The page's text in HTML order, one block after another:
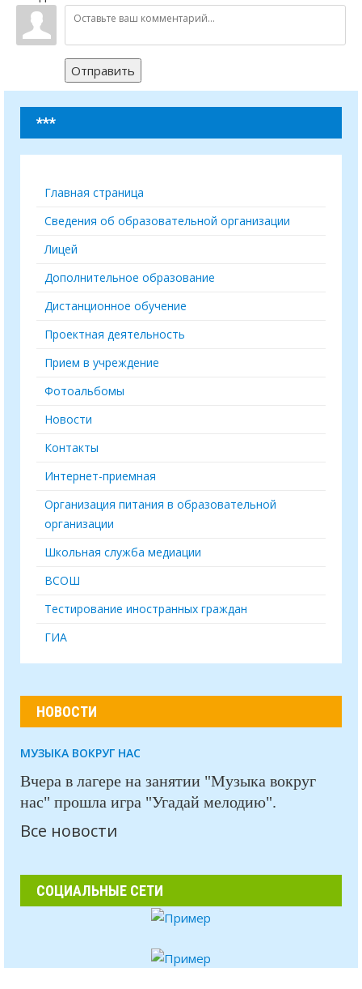
Отправить
***
Главная страница
Сведения об образовательной организации
Лицей
Дополнительное образование
Дистанционное обучение
Проектная деятельность
Прием в учреждение
Фотоальбомы
Новости
Контакты
Интернет-приемная
Организация питания в образовательной
организации
Школьная служба медиации
ВСОШ
Тестирование иностранных граждан
ГИА
НОВОСТИ
МУЗЫКА ВОКРУГ НАС
Вчера в лагере на занятии "Музыка вокруг
нас" прошла игра "Угадай мелодию".
Все новости
СОЦИАЛЬНЫЕ СЕТИ